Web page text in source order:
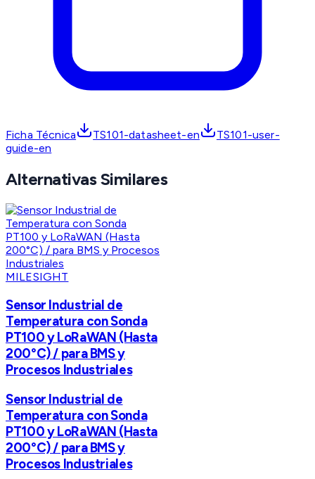
Ficha Técnica TS101-datasheet-en
TS101-user-
guide-en
Alternativas Similares
MILESIGHT
Sensor Industrial de
Temperatura con Sonda
PT100 y LoRaWAN (Hasta
200°C) / para BMS y
Procesos Industriales
Sensor Industrial de
Temperatura con Sonda
PT100 y LoRaWAN (Hasta
200°C) / para BMS y
Procesos Industriales